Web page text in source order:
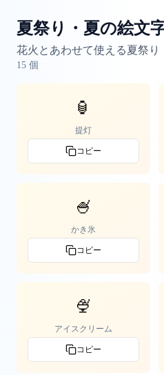
夏祭り・夏の絵文
花火とあわせて使える夏祭り
15 個
🏮
提灯
コピー
🍧
かき氷
コピー
🍨
アイスクリーム
コピー